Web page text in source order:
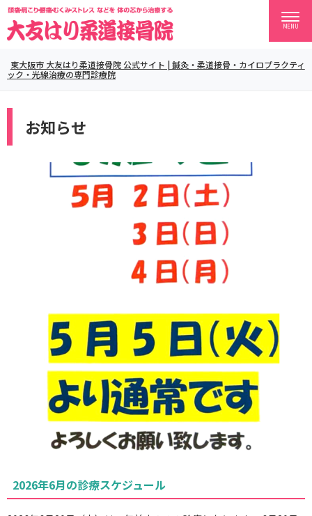
MENU
東大阪市 大友はり柔道接骨院 公式サイト | 鍼灸・柔道接骨・カイロプラクティ
ック・光線治療の専門診療院
お知らせ
2026年6月の診療スケジュール